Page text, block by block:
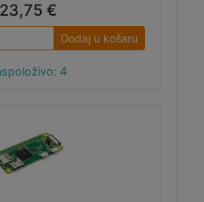
23,75 €
Dodaj u košaru
4